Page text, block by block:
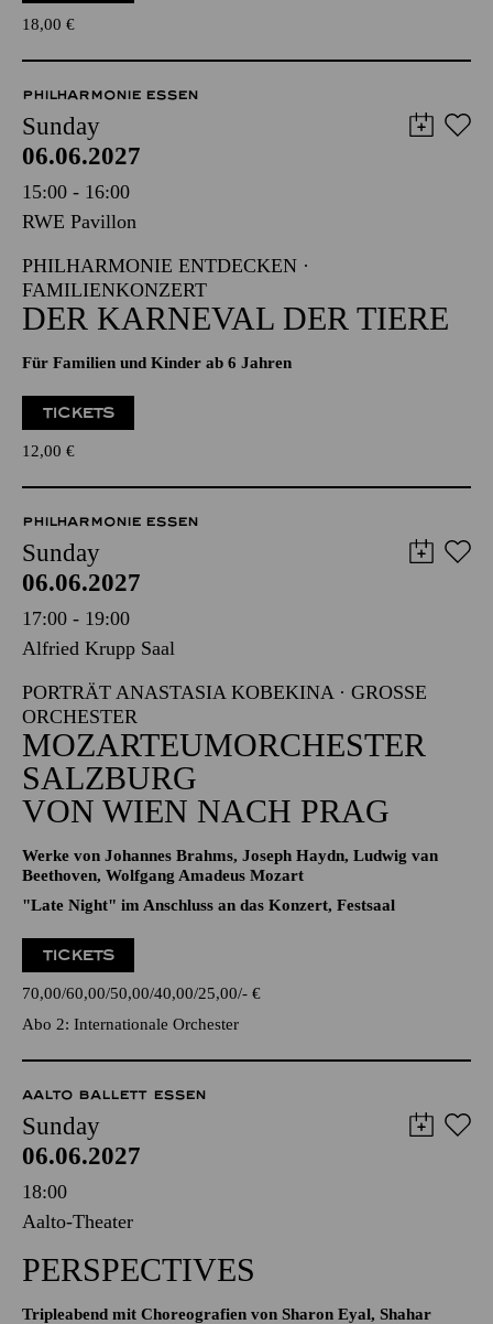
18,00 €
PHILHARMONIE ESSEN
Sunday
06.06.2027
15:00 - 16:00
RWE Pavillon
PHILHARMONIE ENTDECKEN ·
FAMILIENKONZERT
DER KARNEVAL DER TIERE
Für Familien und Kinder ab 6 Jahren
TICKETS
12,00 €
PHILHARMONIE ESSEN
Sunday
06.06.2027
17:00 - 19:00
Alfried Krupp Saal
PORTRÄT ANASTASIA KOBEKINA · GROSSE O
RCHESTER
MOZARTEUMORCHESTER
SALZBURG
VON WIEN NACH PRAG
Werke von Johannes Brahms, Joseph Haydn, Ludwig van
Beethoven, Wolfgang Amadeus Mozart
"Late Night" im Anschluss an das Konzert, Festsaal
TICKETS
70,00 60,00 50,00 40,00 25,00 - €
Abo 2: Internationale Orchester
AALTO BALLETT ESSEN
Sunday
06.06.2027
18:00
Aalto-Theater
PERSPECTIVES
Tripleabend mit Choreografien von Sharon Eyal, Shahar